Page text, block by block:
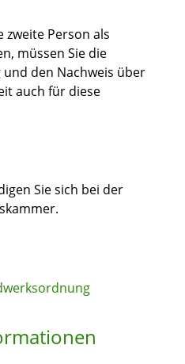
zweite Person als
müssen Sie die
den Nachweis über
auch für diese
Sie sich bei der